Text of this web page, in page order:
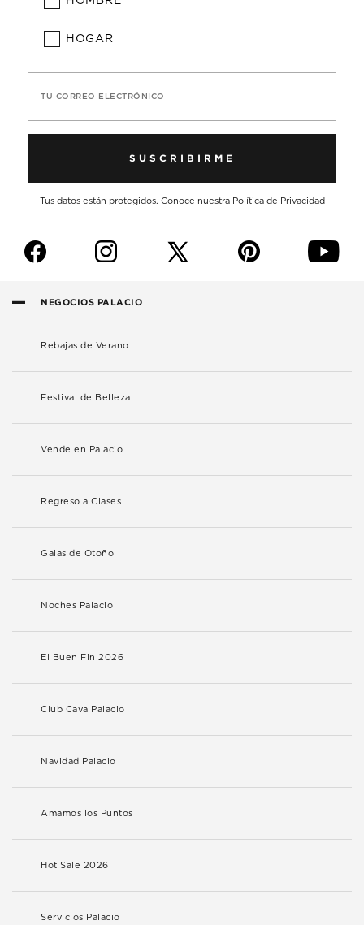
HOGAR
TU CORREO ELECTRÓNICO
SUSCRIBIRME
Tus datos están protegidos. Conoce nuestra Política de Privacidad
f i p y
NEGOCIOS PALACIO
Rebajas de Verano
Festival de Belleza
Vende en Palacio
Regreso a Clases
Galas de Otoño
Noches Palacio
El Buen Fin 2026
Club Cava Palacio
Navidad Palacio
Amamos los Puntos
Hot Sale 2026
Servicios Palacio